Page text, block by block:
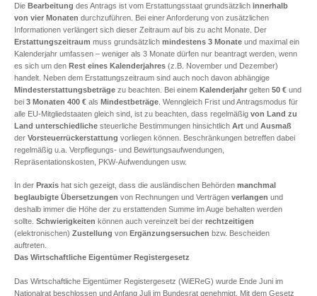
Die Bearbeitung des Antrags ist vom Erstattungsstaat grundsätzlich innerhalb
von vier Monaten durchzuführen. Bei einer Anforderung von zusätzlichen
Informationen verlängert sich dieser Zeitraum auf bis zu acht Monate. Der
Erstattungszeitraum muss grundsätzlich mindestens 3 Monate und maximal ein
Kalenderjahr umfassen – weniger als 3 Monate dürfen nur beantragt werden, wenn
es sich um den Rest eines Kalenderjahres (z.B. November und Dezember)
handelt. Neben dem Erstattungszeitraum sind auch noch davon abhängige
Mindesterstattungsbeträge zu beachten. Bei einem Kalenderjahr gelten 50 € und
bei 3 Monaten 400 € als Mindestbeträge . Wenngleich Frist und Antragsmodus für
alle EU-Mitgliedstaaten gleich sind, ist zu beachten, dass regelmäßig von Land zu
Land unterschiedliche steuerliche Bestimmungen hinsichtlich Art und Ausmaß
der Vorsteuerrückerstattung vorliegen können. Beschränkungen betreffen dabei
regelmäßig u.a. Verpflegungs- und Bewirtungsaufwendungen,
Repräsentationskosten, PKW-Aufwendungen usw.
In der Praxis hat sich gezeigt, dass die ausländischen Behörden manchmal
beglaubigte Übersetzungen von Rechnungen und Verträgen verlangen und
deshalb immer die Höhe der zu erstattenden Summe im Auge behalten werden
sollte. Schwierigkeiten können auch vereinzelt bei der rechtzeitigen
(elektronischen) Zustellung von Ergänzungsersuchen bzw. Bescheiden
auftreten.
Das Wirtschaftliche Eigentümer Registergesetz
Das Wirtschaftliche Eigentümer Registergesetz (WiEReG) wurde Ende Juni im
Nationalrat beschlossen und Anfang Juli im Bundesrat genehmigt. Mit dem Gesetz